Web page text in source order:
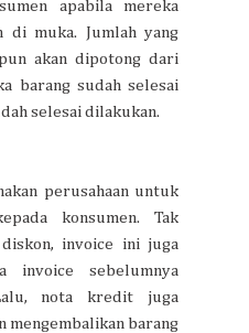
apabila mereka
di muka. Jumlah yang
akan dipotong dari
barang sudah selesai
selesai dilakukan.
perusahaan untuk
konsumen. Tak
invoice ini juga
invoice sebelumnya
nota kredit juga
mengembalikan barang